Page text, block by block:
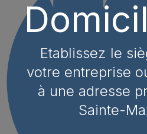
Etablissez le
votre entreprise
à une adresse
Sainte-